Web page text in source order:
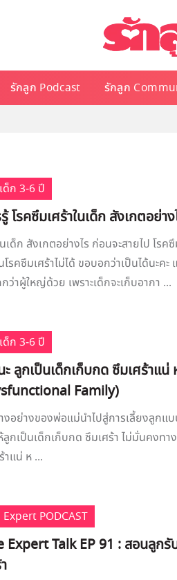
รักลูก Podcast รักลูก
ก 3-6 ปี
โรคซึมเศร้าในเด็ก สังเกตอย่า
เด็ก สังเกตอย่างไร ก่อนจะสายไป โร
โรคซึมเศร้าไม่ได้ ขอบอกว่าเป็นได้นะค
ว่าผู้ใหญ่ด้วย เพราะเด็กจะเก็บอากา ...
ก 3-6 ปี
ะ ลูกเป็นเด็กเก็บกด ซึมเศร้าแ
Family)
อย่างของพ่อแม่นำไปสู่การเลี้ยงลูกแ
ลูกเป็นเด็กเก็บกด ซึมเศร้า ไม่มั่นคงทา
แน่ ห ...
PODCAST
Expert Talk EP 91 : สอนลูก